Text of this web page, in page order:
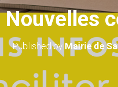
Nouvelles
Published by Mairie de